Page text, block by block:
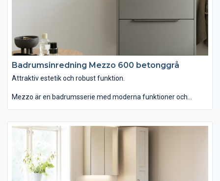
Badrumsinredning Mezzo 600 betonggrå
Attraktiv estetik och robust funktion.
Mezzo är en badrumsserie med moderna funktioner och
än vanligt. Om du istället väljer det ovanpåliggande tvättstället
Soprano i det stenliknande, slitstarka och lättskötta materialet
Solid Surface får serien ett annat uttryck. Kommoden finns
med eller utan inramning. Passar dig som vill ha ett badrum
som kombinerar attraktiv estetik med robust funktion."